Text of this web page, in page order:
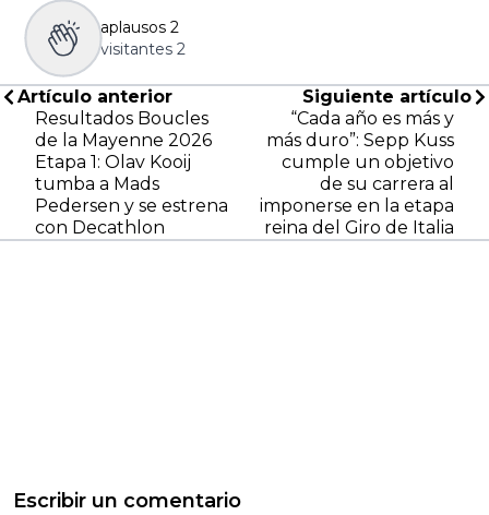
aplausos 2
visitantes 2
Artículo anterior
Resultados Boucles
de la Mayenne 2026
Etapa 1: Olav Kooij
tumba a Mads
Pedersen y se estrena
con Decathlon
Siguiente artículo
“Cada año es más y
más duro”: Sepp Kuss
cumple un objetivo
de su carrera al
imponerse en la etapa
reina del Giro de Italia
Escribir un comentario